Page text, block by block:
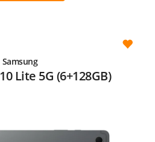
Samsung
Lite 5G (6+128GB)